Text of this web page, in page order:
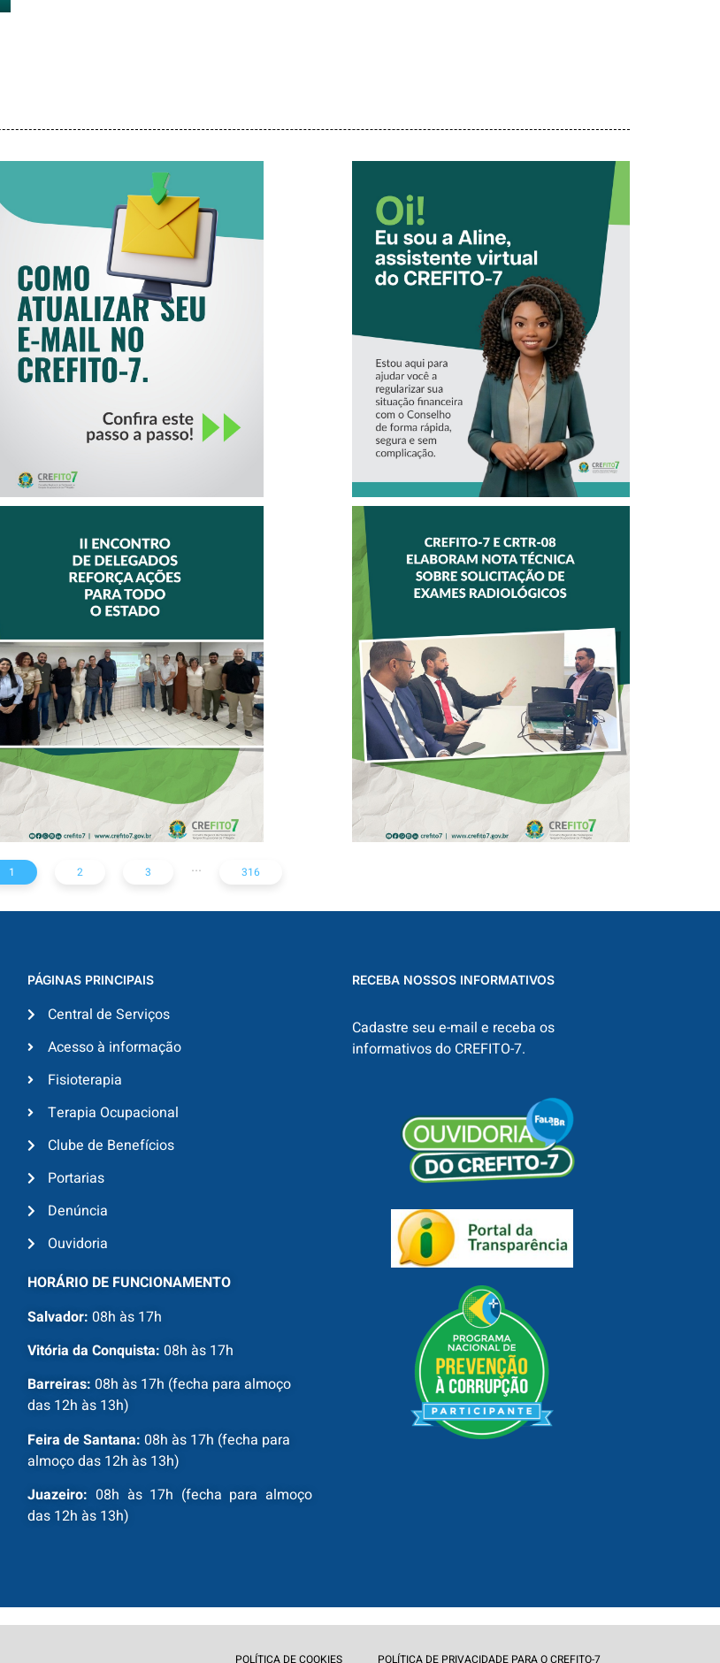
COMO ATUALIZAR
SEU E-MAIL NO
CREFITO-7
CONHEÇA A
‘ALINE’,
ASSISTENTE
VIRTUAL DO
CREFITO-7
II ENCONTRO DE
REFORÇA AÇÕES
PARA TODO O
ESTADO
CREFITO-7 E
CRTR-08 INICIAM
NOTA TÉCNICA
SOLICITAÇÃO DE
EXAMES
RADIOLÓGICOS
1 2 3 ... 316
PÁGINAS PRINCIPAIS
Central de Serviços
Acesso à informação
Fisioterapia
Terapia Ocupacional
Clube de Benefícios
Portarias
Denúncia
Ouvidoria
HORÁRIO DE FUNCIONAMENTO
Salvador: 08h às 17h
Vitória da Conquista: 08h às 17h
Barreiras: 08h às 17h (fecha para almoço
das 12h às 13h)
Feira de Santana: 08h às 17h (fecha para
almoço das 12h às 13h)
Juazeiro: 08h às 17h (fecha para almoço
das 12h às 13h)
RECEBA NOSSOS INFORMATIVOS
Cadastre seu e-mail e receba os
informativos do CREFITO-7.
POLÍTICA DE COOKIES POLÍTICA DE PRIVACIDADE PARA O CREFITO-7